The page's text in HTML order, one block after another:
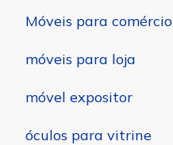
Móveis para comércio
móveis para loja
móvel expositor
óculos para vitrine